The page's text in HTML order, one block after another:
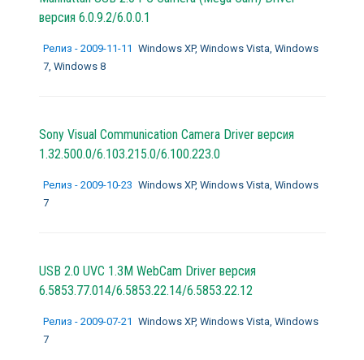
версия 6.0.9.2/6.0.0.1
Релиз - 2009-11-11 Windows XP, Windows Vista, Windows
7, Windows 8
Sony Visual Communication Camera Driver версия
1.32.500.0/6.103.215.0/6.100.223.0
Релиз - 2009-10-23 Windows XP, Windows Vista, Windows
7
USB 2.0 UVC 1.3M WebCam Driver версия
6.5853.77.014/6.5853.22.14/6.5853.22.12
Релиз - 2009-07-21 Windows XP, Windows Vista, Windows
7